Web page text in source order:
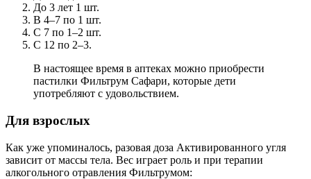
До 3 лет 1 шт.
В 4–7 по 1 шт.
С 7 по 1–2 шт.
С 12 по 2–3.
В настоящее время в аптеках можно приобрести
пастилки Фильтрум Сафари, которые дети
употребляют с удовольствием.
Для взрослых
Как уже упоминалось, разовая доза Активированного угля
зависит от массы тела. Вес играет роль и при терапии
алкогольного отравления Фильтрумом: